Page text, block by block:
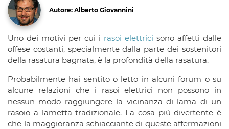
Autore: Alberto Giovannini
Uno dei motivi per cui i rasoi elettrici sono affetti dalle
offese costanti, specialmente dalla parte dei sostenitori
della rasatura bagnata, è la profondità della rasatura.
Probabilmente hai sentito o letto in alcuni forum o su
alcune relazioni che i rasoi elettrici non possono in
nessun modo raggiungere la vicinanza di lama di un
rasoio a lametta tradizionale. La cosa più divertente è
che la maggioranza schiacciante di queste affermazioni